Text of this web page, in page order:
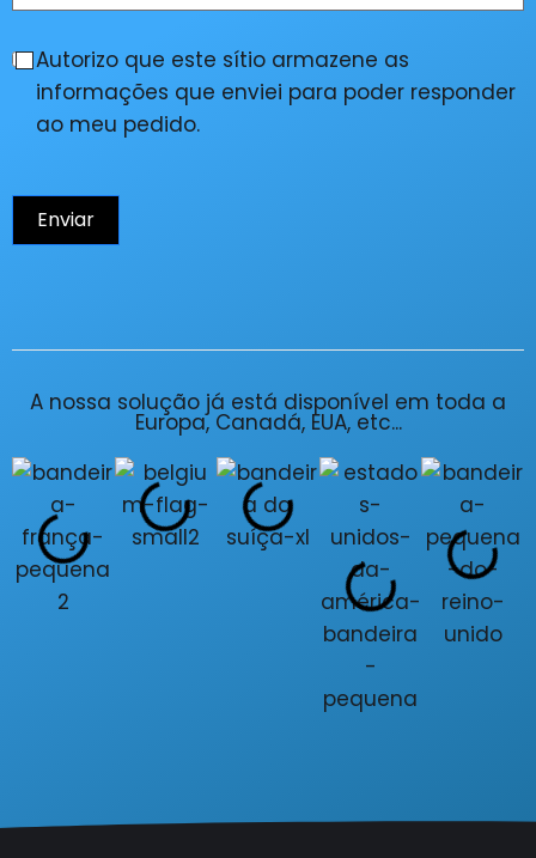
Autorizo que este sítio armazene as
informações que enviei para poder responder
ao meu pedido.
Enviar
A nossa solução já está disponível em toda a
Europa, Canadá, EUA, etc...